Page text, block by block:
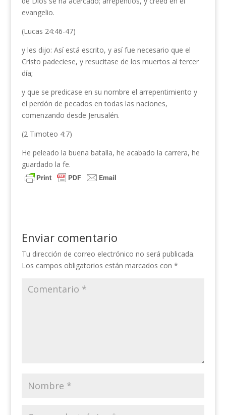
evangelio.
(Lucas 24:46-47)
y les dijo: Así está escrito, y así fue necesario que el
Cristo padeciese, y resucitase de los muertos al tercer
día;
y que se predicase en su nombre el arrepentimiento y
el perdón de pecados en todas las naciones,
comenzando desde Jerusalén.
(2 Timoteo 4:7)
He peleado la buena batalla, he acabado la carrera, he
guardado la fe.
Enviar comentario
Tu dirección de correo electrónico no será publicada.
Los campos obligatorios están marcados con *